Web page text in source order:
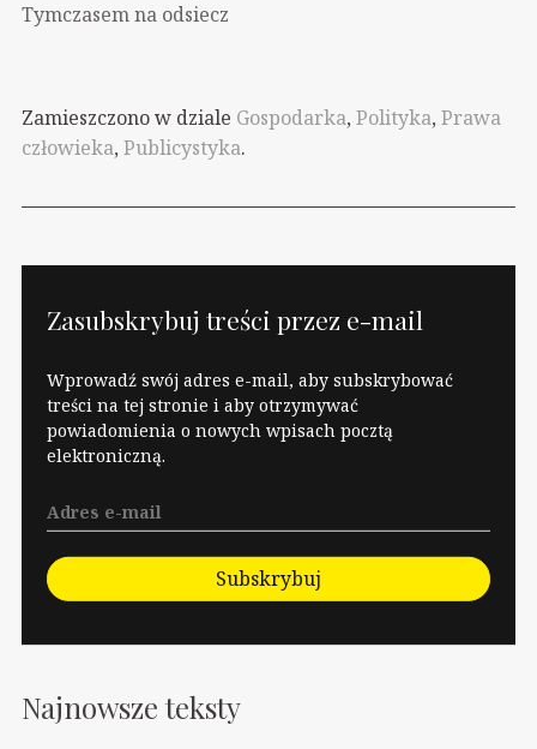
Tymczasem na odsiecz
Czarnek, który ogłosił:
- Generalnie ja będę
optował za wszystkimi
w tych ciężkich
w tym momencie w
Polsce i to jest nasz…
Zamieszczono w dziale Gospodarka, Polityka, Prawa
człowieka, Publicystyka.
Zasubskrybuj treści przez e-mail
Wprowadź swój adres e-mail, aby subskrybować
treści na tej stronie i aby otrzymywać
powiadomienia o nowych wpisach pocztą
elektroniczną.
Subskrybuj
Najnowsze teksty